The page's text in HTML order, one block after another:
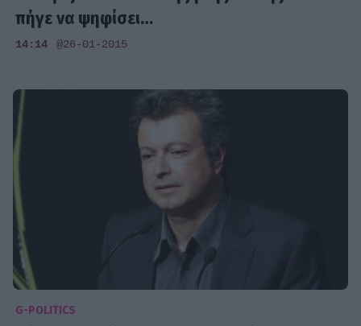
πήγε να ψηφίσει…
14:14 @26-01-2015
G-POLITICS